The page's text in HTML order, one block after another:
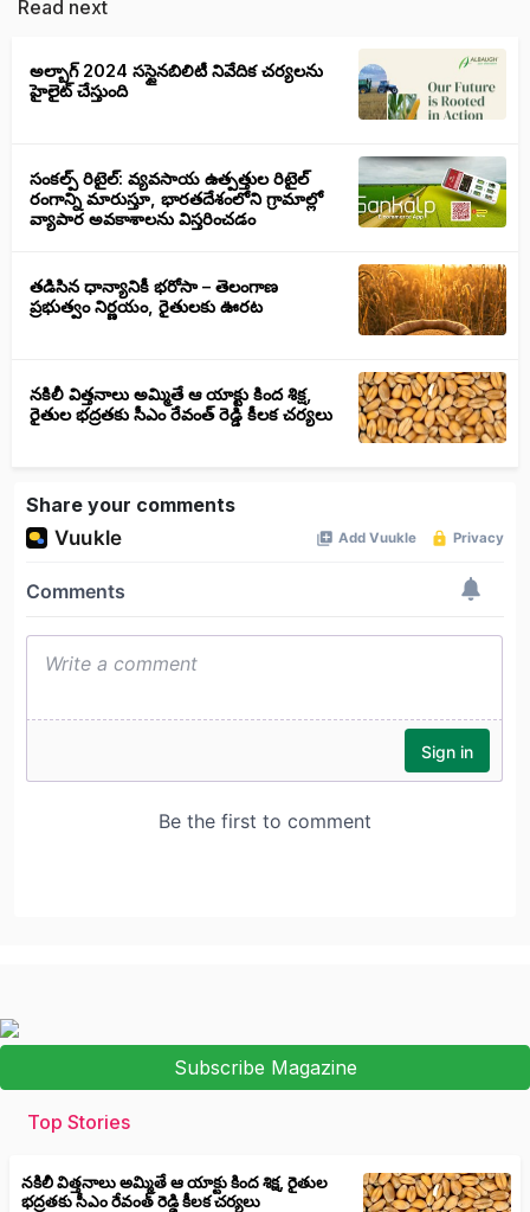
Read next
అల్బాగ్ 2024 సస్టైనబిలిటీ నివేదిక చర్యలను
హైలైట్ చేస్తుంది
సంకల్ప్ రిటైల్: వ్యవసాయ ఉత్పత్తుల రిటైల్
రంగాన్ని మారుస్తూ, భారతదేశంలోని గ్రామాల్లో
వ్యాపార అవకాశాలను విస్తరించడం
తడిసిన ధాన్యానికీ భరోసా – తెలంగాణ
ప్రభుత్వం నిర్ణయం, రైతులకు ఊరట
నకిలీ విత్తనాలు అమ్మితే ఆ యాక్టు కింద శిక్ష,
రైతుల భద్రతకు సీఎం రేవంత్ రెడ్డి కీలక చర్యలు
Share your comments
Subscribe Magazine
Top Stories
నకిలీ విత్తనాలు అమ్మితే ఆ యాక్టు కింద శిక్ష, రైతుల
భద్రతకు సీఎం రేవంత్ రెడ్డి కీలక చర్యలు